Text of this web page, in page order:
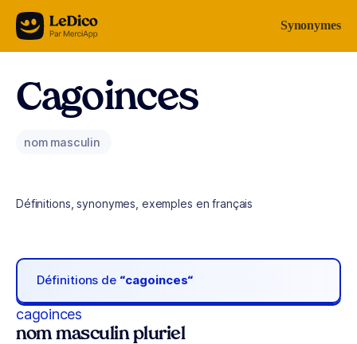
Aller au contenu Synonymes
Cagoinces
nom masculin
Définitions, synonymes, exemples en français
Définitions de “cagoinces“
cagoinces
nom masculin pluriel